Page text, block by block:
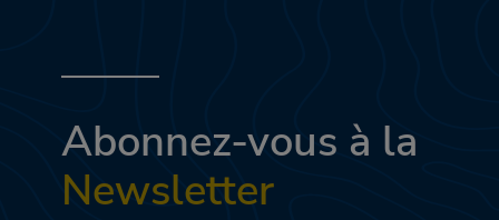
Abonnez-vous à la
Newsletter